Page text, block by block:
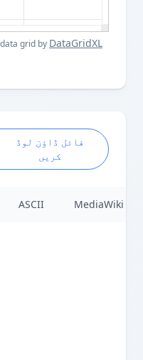
data grid by DataGridXL
فائل ڈاؤن لوڈ
کریں
ASCII MediaWiki